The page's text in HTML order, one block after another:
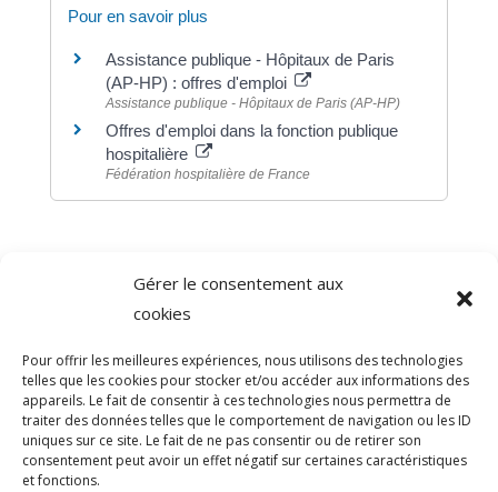
Gérer le consentement aux
cookies
Pour offrir les meilleures expériences, nous utilisons des technologies
telles que les cookies pour stocker et/ou accéder aux informations des
appareils. Le fait de consentir à ces technologies nous permettra de
traiter des données telles que le comportement de navigation ou les ID
uniques sur ce site. Le fait de ne pas consentir ou de retirer son
consentement peut avoir un effet négatif sur certaines caractéristiques
et fonctions.
Pour en savoir plus
Assistance publique - Hôpitaux de Paris
(AP-HP) : offres d'emploi
Assistance publique - Hôpitaux de Paris (AP-HP)
Offres d'emploi dans la fonction publique
hospitalière
Fédération hospitalière de France
Direction de l'information légale et administrative
comarquage developpé par